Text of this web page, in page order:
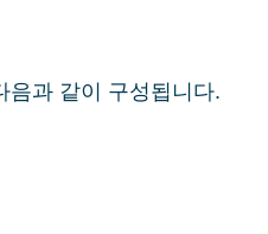
음과 같이 구성됩니다.